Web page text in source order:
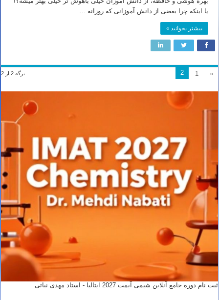
یا اینکه چرا بعضی از دانش آموزانی که روزانه …
بیشتر بخوانید »
برگه 2 از 2 «
1
2
ثبت نام دوره جامع آنلاین شیمی آیمت 2027 ایتالیا - استاد مهدی نباتی